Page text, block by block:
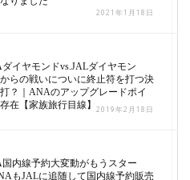
2021年1月18日
ダイヤモンドvs.JALダイヤモン
からの戦いについに終止符を打つ決
？｜ANAのアップグレードポイ
在【家族旅行目線】 2019年2月18日
国内線予約大変動がもうスター
もJALに追随して国内線予約販売